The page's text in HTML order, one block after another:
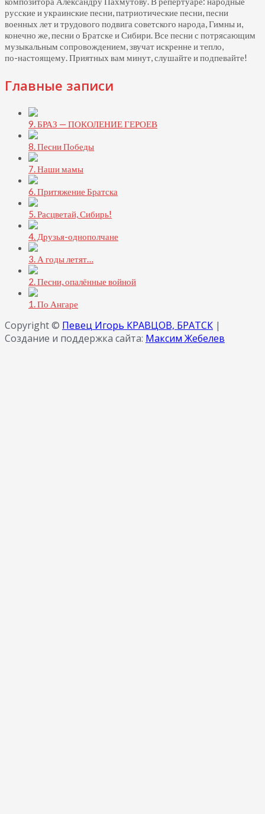
русские и украинские песни, патриотические песни, песни
военных лет и трудового подвига советского народа, Гимны и,
конечно же, песни о Братске и Сибири. Все песни с потрясающим
музыкальным сопровождением, звучат искренне и тепло,
по-настоящему.Приятных вам минут, слушайте и подпевайте!
Главные записи
9. БРАЗ — ПОКОЛЕНИЕ ГЕРОЕВ
8. Песни Победы
7. Наши мамы
6. Притяжение Братска
5. Расцветай, Сибирь!
4. Друзья-однополчане
3. А годы летят…
2. Песни, опалённые войной
1. По Ангаре
Copyright © Певец Игорь КРАВЦОВ, БРАТСК |
Создание и поддержка сайта: Максим Жебелев